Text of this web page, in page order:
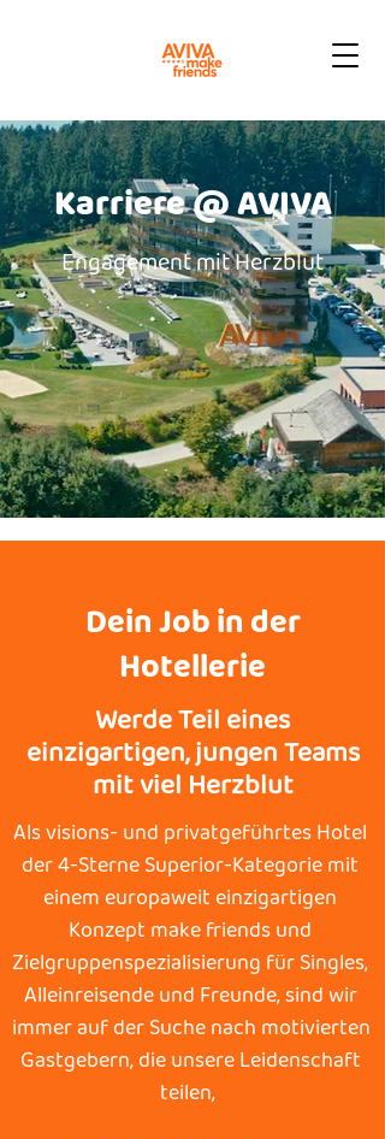
Karriere @ AVIVA
Engagement mit Herzblut
Dein Job in der
Hotellerie
Werde Teil eines
einzigartigen, jungen Teams
mit viel Herzblut
​Als visions- und privatgeführtes Hotel
der 4-Sterne Superior-Kategorie mit
einem europaweit einzigartigen
Konzept make friends und
Zielgruppenspezialisierung für Singles,
Alleinreisende und Freunde, sind wir
immer auf der Suche nach motivierten
Gastgebern, die unsere Leidenschaft
teilen,